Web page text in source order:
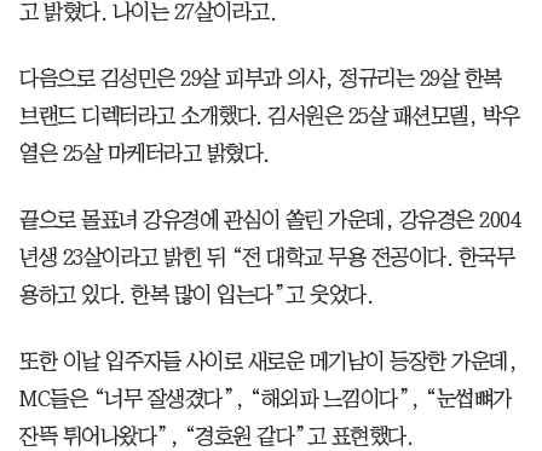
고 밝혔다. 나이는 27살이라고.
다음으로 김성민은 29살 피부과 의사, 정규리는 29살 한복
브랜드 디렉터라고 소개했다. 김서원은 25살 패션모델, 박우
열은 25살 마케터라고 밝혔다.
끝으로 몰표녀 강유경에 관심이 쏠린 가운데, 강유경은 2004
년생 23살이라고 밝힌 뒤 “전 대학교 무용 전공이다. 한국무
용하고 있다. 한복 많이 입는다”고 웃었다.
또한 이날 입주자들 사이로 새로운 메기남이 등장한 가운데,
MC들은 “너무 잘생겼다”, “해외파 느낌이다”, “눈썹뼈가
잔뜩 튀어나왔다”, “경호원 같다”고 표현했다.